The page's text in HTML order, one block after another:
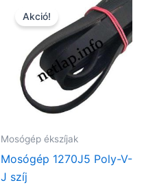
Akció!
Mosógép ékszíjak
Mosógép 1270J5 Poly-V-
J szíj